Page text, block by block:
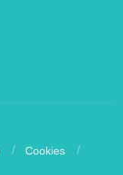
Cookies